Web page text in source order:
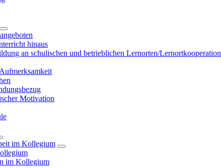
hinaus
an schulischen und betrieblichen Lernorten/Lernortkooperation
Motivation
im Kollegium
im Kollegium